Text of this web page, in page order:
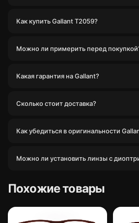
Как купить Gallant T2059?
Можно ли примерить перед
Какая гарантия на Gallant?
Сколько стоит доставка?
Как убедиться в оригинальности
Можно ли установить линзы с
Похожие товары